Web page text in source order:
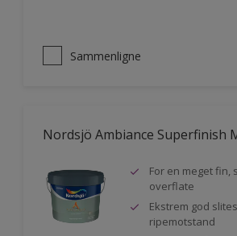
Sammenligne
Nordsjö Ambiance Superfinish
For en meget fin,
overflate
Ekstrem god
ripemotstand